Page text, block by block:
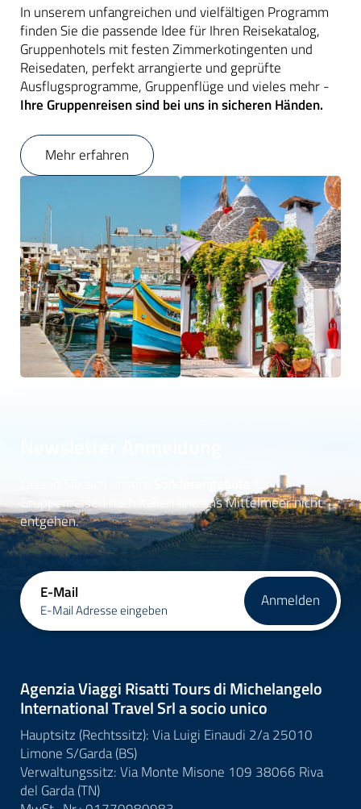
In unserem unfangreichen und vielfältigen Programm
finden Sie die passende Idee für Ihren Reisekatalog,
Gruppenhotels mit festen Zimmerkotingenten und
Reisedaten, perfekt arrangierte und geprüfte
Ausflugsprogramme, Gruppenflüge und vieles mehr -
Ihre Gruppenreisen sind bei uns in sicheren Händen.
Mehr erfahren
für
Gruppenreisen nach Italien und ans Mittelmeer nicht
entgehen.
E-Mail
E-Mail Adresse eingeben Anmelden
Agenzia Viaggi Risatti Tours di Michelangelo
International Travel Srl a socio unico
Hauptsitz (Rechtssitz): Via Luigi Einaudi 2/a 25010
Limone S/Garda (BS)
Verwaltungssitz: Via Monte Misone 109 38066 Riva
del Garda (TN)